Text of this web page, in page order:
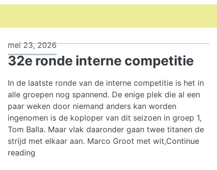
mei
mei 23, 2026
32e ronde interne competitie
In de laatste ronde van de interne competitie is het in
alle groepen nog spannend. De enige plek die al een
paar weken door niemand anders kan worden
ingenomen is de koploper van dit seizoen in groep 1,
Tom Balla. Maar vlak daaronder gaan twee titanen de
strijd met elkaar aan. Marco Groot met wit,Continue
reading